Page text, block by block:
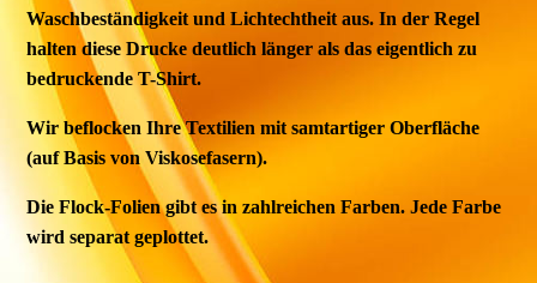
Waschbeständigkeit und Lichtechtheit aus. In der Regel
halten diese Drucke deutlich länger als das eigentlich zu
bedruckende T-Shirt.
Wir beflocken Ihre Textilien mit samtartiger Oberfläche
(auf Basis von Viskosefasern).
Die Flock-Folien gibt es in zahlreichen Farben. Jede Farbe
wird separat geplottet.